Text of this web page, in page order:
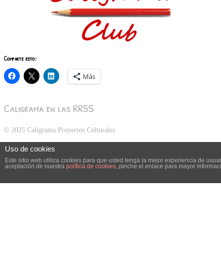
Comparte esto:
Más
Caligrama en las RRSS
© 2025 Caligrama Proyectos Culturales
Uso de cookies
Este sitio web utiliza cookies para que usted tenga la mejor experiencia de
aceptación de nuestra política de cookies, pinche el enlace para mayor